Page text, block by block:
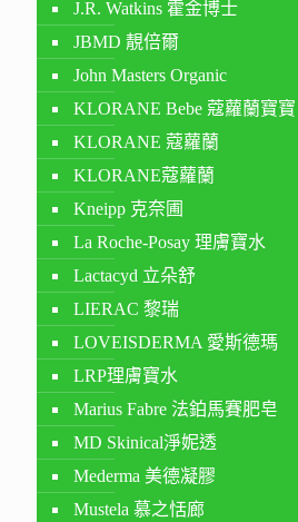
J.R. Watkins 霍金博士
JBMD 靚倍爾
John Masters Organic
KLORANE Bebe 蔻蘿蘭寶寶
KLORANE 蔻蘿蘭
KLORANE蔻蘿蘭
Kneipp 克奈圃
La Roche-Posay 理膚寶水
Lactacyd 立朵舒
LIERAC 黎瑞
LOVEISDERMA 愛斯德瑪
LRP理膚寶水
Marius Fabre 法鉑馬賽肥皂
MD Skinical淨妮透
Mederma 美德凝膠
Mustela 慕之恬廊